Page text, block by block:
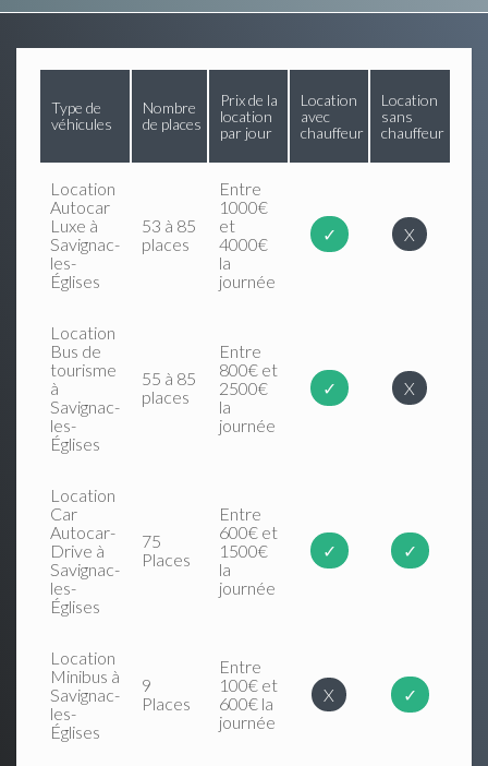
Type de
véhicules
Nombre
de places
Prix de la
location
par jour
Location
avec
chauffeur
Location
sans
chauffeur
Location
Autocar
Luxe à
Savignac-
les-
Églises
53 à 85
places
Entre
1000€
et
4000€
la
journée
✓ X
Location
Bus de
tourisme
à
Savignac-
les-
Églises
55 à 85
places
Entre
800€ et
2500€
la
journée
✓ X
Location
Car
Autocar-
Drive à
Savignac-
les-
Églises
75
Places
Entre
600€ et
1500€
la
journée
✓ ✓
Location
Minibus à
Savignac-
les-
Églises
9
Places
Entre
100€ et
600€ la
journée
X ✓